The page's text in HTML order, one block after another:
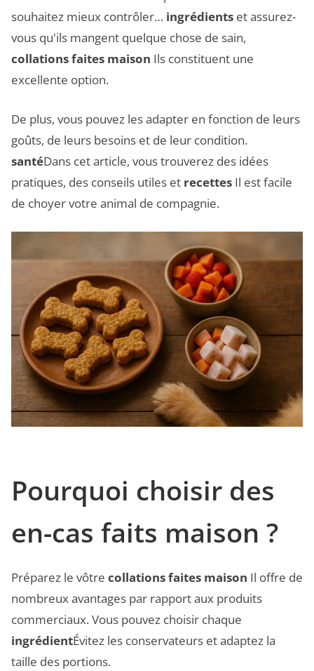
souhaitez mieux contrôler… ingrédients et assurez-
vous qu'ils mangent quelque chose de sain,
collations faites maison Ils constituent une
excellente option.
De plus, vous pouvez les adapter en fonction de leurs
goûts, de leurs besoins et de leur condition.
santéDans cet article, vous trouverez des idées
pratiques, des conseils utiles et recettes Il est facile
de choyer votre animal de compagnie.
Pourquoi choisir des
en-cas faits maison ?
Préparez le vôtre collations faites maison Il offre de
nombreux avantages par rapport aux produits
commerciaux. Vous pouvez choisir chaque
ingrédientÉvitez les conservateurs et adaptez la
taille des portions.